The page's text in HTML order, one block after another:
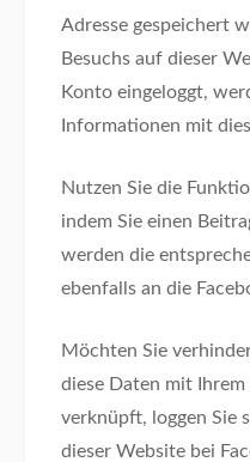
Adresse gespeichert
Besuchs auf dieser
Konto eingeloggt,
Informationen mit
Nutzen Sie die
indem Sie einen
werden die
ebenfalls an die
Möchten Sie
diese Daten mit
verknüpft, loggen Sie
dieser Website bei